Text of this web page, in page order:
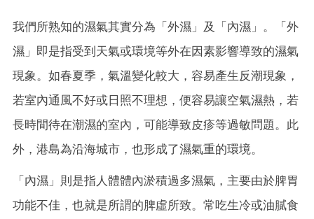
我們所熟知的濕氣其實分為「外濕」及「內濕」。「外
濕」即是指受到天氣或環境等外在因素影響導致的濕氣
現象。如春夏季，氣溫變化較大，容易產生反潮現象，
若室內通風不好或日照不理想，便容易讓空氣濕熱，若
長時間待在潮濕的室內，可能導致皮疹等過敏問題。此
外，港島為沿海城市，也形成了濕氣重的環境。
「內濕」則是指人體體內淤積過多濕氣，主要由於脾胃
功能不佳，也就是所謂的脾虛所致。常吃生冷或油膩食